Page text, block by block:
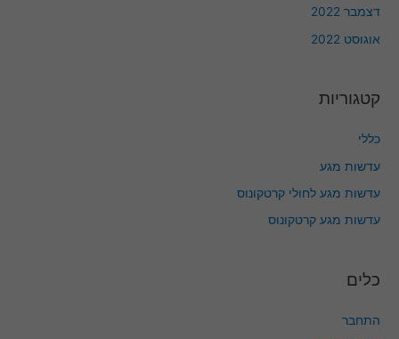
דצמבר 2022
אוגוסט 2022
קטגוריות
כללי
עדשות מגע
עדשות מגע לחולי קרטקונוס
עדשות מגע קרטקונוס
כלים
התחבר